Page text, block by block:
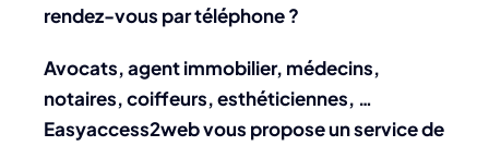
rendez-vous par téléphone ?
Avocats, agent immobilier, médecins,
notaires, coiffeurs, esthéticiennes, …
Easyaccess2web vous propose un service de